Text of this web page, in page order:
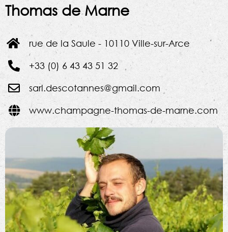
Thomas de Marne
rue de la Saule - 10110 Ville-sur-Arce
+33 (0) 6 43 43 51 32
sarl.descotannes@gmail.com
www.champagne-thomas-de-marne.com